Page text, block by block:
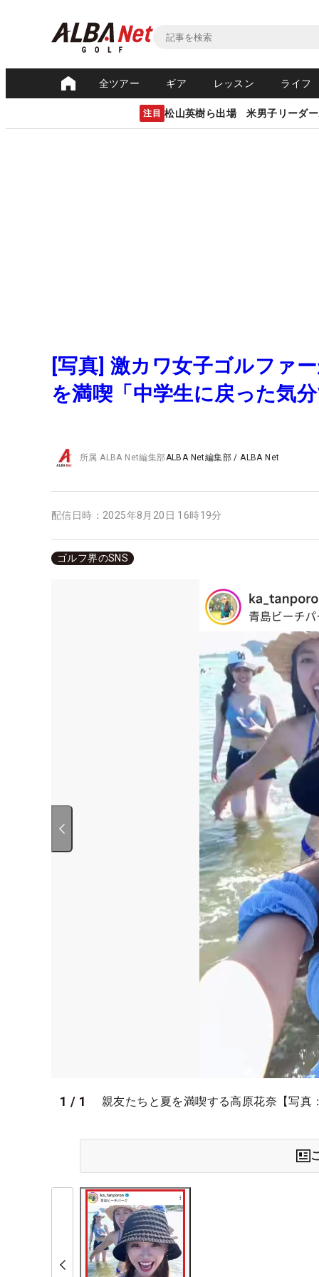
全ツアー ギア レッスン ライフ
注目 松山英樹ら出場 米男子リーダ
[写真] 激カワ女子ゴルファ
を満喫「中学生に戻った気
所属ALBA Net編集部ALBA Net編集部 /ALBA Net
配信日時： 2025年8月20日 16時19分
ゴルフ界のSNS
1 / 1 親友たちと夏を満喫する高原花奈【写真